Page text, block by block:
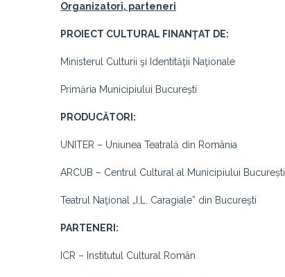
Organizatori, parteneri
PROIECT CULTURAL FINANŢAT DE:
Ministerul Culturii şi Identităţii Naţionale
Primăria Municipiului Bucureşti
PRODUCĂTORI:
UNITER – Uniunea Teatrală din România
ARCUB – Centrul Cultural al Municipiului București
Teatrul Naţional „I.L. Caragiale” din Bucureşti
PARTENERI:
ICR – Institutul Cultural Român